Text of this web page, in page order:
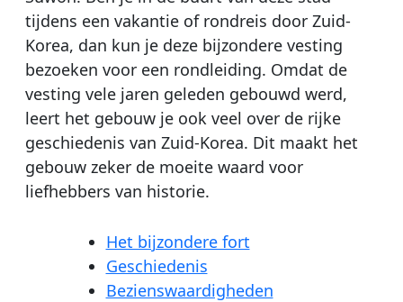
tijdens een vakantie of rondreis door Zuid-
Korea, dan kun je deze bijzondere vesting
bezoeken voor een rondleiding. Omdat de
vesting vele jaren geleden gebouwd werd,
leert het gebouw je ook veel over de rijke
geschiedenis van Zuid-Korea. Dit maakt het
gebouw zeker de moeite waard voor
liefhebbers van historie.
Het bijzondere fort
Geschiedenis
Bezienswaardigheden